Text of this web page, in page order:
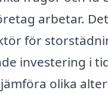
arbetar.
för
investering i
olika